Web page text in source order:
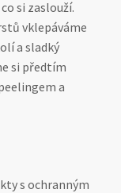
si zaslouží.
vklepáváme
a sladký
si předtím
a
s ochranným